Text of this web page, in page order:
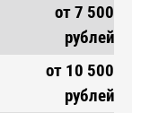
от 7 500
рублей
от 10 500
рублей